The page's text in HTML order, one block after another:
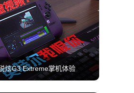
炫G3 Extreme掌机体验